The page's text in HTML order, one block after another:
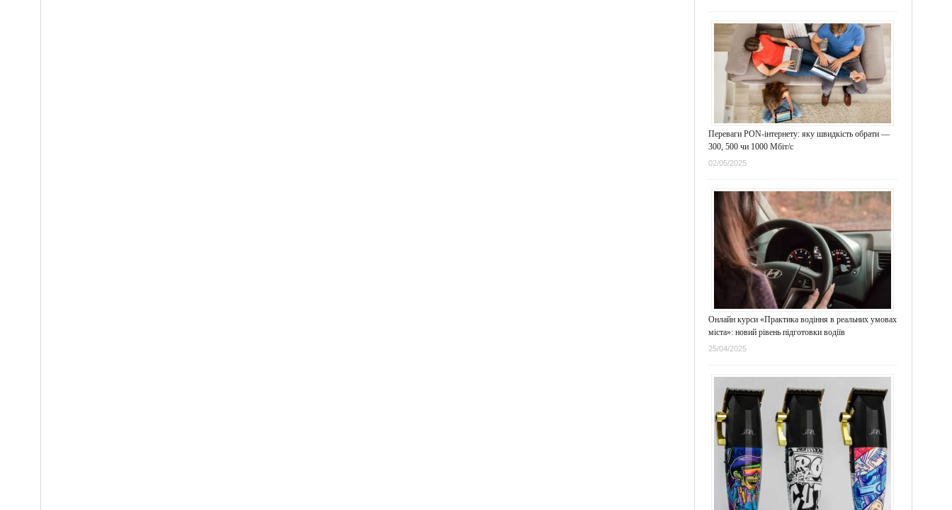
Переваги PON-інтернету: яку швидкість обрати —
300, 500 чи 1000 Мбіт/с
02/05/2025
Онлайн курси «Практика водіння в реальних умовах
міста»: новий рівень підготовки водіїв
25/04/2025